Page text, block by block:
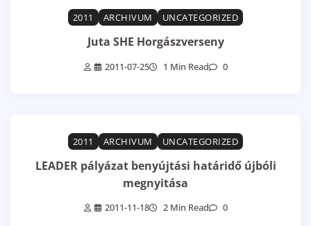
2011 ARCHIVUM UNCATEGORIZED
Juta SHE Horgászverseny
2011-07-25 1 Min Read 0
2011 ARCHIVUM UNCATEGORIZED
LEADER pályázat benyújtási határidő újbóli
megnyitása
2011-11-18 2 Min Read 0